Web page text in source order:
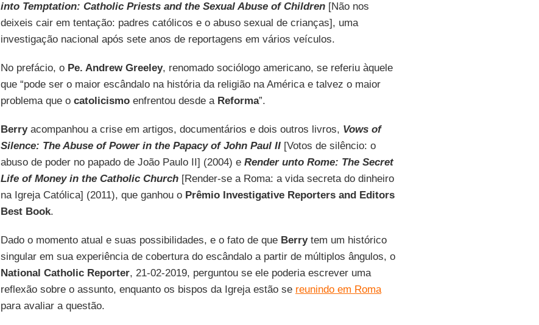
into Temptation: Catholic Priests and the Sexual Abuse of Children[Não nos
deixeis cair em tentação: padres católicos e o abuso sexual de crianças], uma
investigação nacional após sete anos de reportagens em vários veículos.
No prefácio, o Pe. Andrew Greeley, renomado sociólogo americano, se referiu àquele
que “pode ser o maior escândalo na história da religião na América e talvez o maior
problema que o catolicismoenfrentou desde a Reforma”.
Berryacompanhou a crise em artigos, documentários e dois outros livros, Vows of
Silence: The Abuse of Power in the Papacy of John Paul II[Votos de silêncio: o
abuso de poder no papado de João Paulo II] (2004) e Render unto Rome: The Secret
Life of Money in the Catholic Church[Render-se a Roma: a vida secreta do dinheiro
na Igreja Católica] (2011), que ganhou o Prêmio Investigative Reporters and Editors
Best Book.
Dado o momento atual e suas possibilidades, e o fato de que Berrytem um histórico
singular em sua experiência de cobertura do escândalo a partir de múltiplos ângulos, o
National Catholic Reporter, 21-02-2019, perguntou se ele poderia escrever uma
reflexão sobre o assunto, enquanto os bispos da Igreja estão se reunindo em Roma
para avaliar a questão.